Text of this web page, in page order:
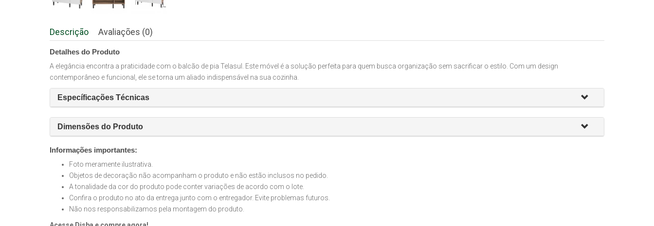
Descrição Avaliações (0)
Detalhes do Produto
A elegância encontra a praticidade com o balcão de pia Telasul. Este móvel é a solução perfeita para quem busca organização sem sacrificar o estilo. Com um design
contemporâneo e funcional, ele se torna um aliado indispensável na sua cozinha.
Específicações Técnicas
Dimensões do Produto
Informações importantes:
Foto meramente ilustrativa.
Objetos de decoração não acompanham o produto e não estão inclusos no pedido.
A tonalidade da cor do produto pode conter variações de acordo com o lote.
Confira o produto no ato da entrega junto com o entregador. Evite problemas futuros.
Não nos responsabilizamos pela montagem do produto.